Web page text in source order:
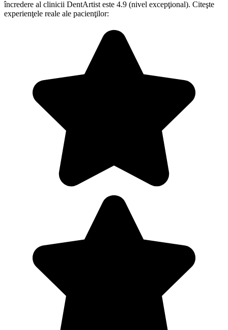
încredere al clinicii DentArtist este 4.9 (nivel excepţional). Citeşte
experienţele reale ale pacienţilor: